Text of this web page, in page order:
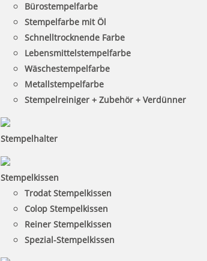
Bürostempelfarbe
Stempelfarbe mit Öl
Schnelltrocknende Farbe
Lebensmittelstempelfarbe
Wäschestempelfarbe
Metallstempelfarbe
Stempelreiniger + Zubehör + Verdünner
Stempelhalter
Stempelkissen
Trodat Stempelkissen
Colop Stempelkissen
Reiner Stempelkissen
Spezial-Stempelkissen